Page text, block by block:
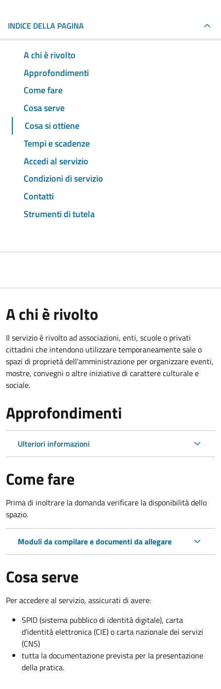
INDICE DELLA PAGINA
A chi è rivolto
Approfondimenti
Come fare
Cosa serve
Cosa si ottiene
Tempi e scadenze
Accedi al servizio
Condizioni di servizio
Contatti
Strumenti di tutela
A chi è rivolto
Il servizio è rivolto ad associazioni, enti, scuole o privati
cittadini che intendono utilizzare temporaneamente sale o
spazi di proprietà dell'amministrazione per organizzare eventi,
mostre, convegni o altre iniziative di carattere culturale e
sociale.
Approfondimenti
Ulteriori informazioni
Come fare
Prima di inoltrare la domanda verificare la disponibilità dello
spazio.
Moduli da compilare e documenti da allegare
Cosa serve
Per accedere al servizio, assicurati di avere:
SPID (sistema pubblico di identità digitale), carta
d’identità elettronica (CIE) o carta nazionale dei servizi
(CNS)
tutta la documentazione prevista per la presentazione
della pratica.